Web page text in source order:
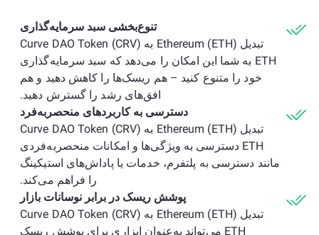
تنوع‌بخشی سبد سرمایه‌گذاری
تبدیل Ethereum (ETH) به Curve DAO Token (CRV)
ETH به شما این امکان را می‌دهد که سبد سرمایه‌گذاری
خود را متنوع کنید – هم ریسک‌ها را کاهش دهید و هم
افق‌های رشد را گسترش دهید.
دسترسی به کاربردهای منحصربه‌فرد
تبدیل Ethereum (ETH) به Curve DAO Token (CRV)
ETH دسترسی به ویژگی‌ها و امکانات منحصربه‌فردی
مانند دسترسی به پلتفرم، خدمات یا پاداش‌های استیکینگ
را فراهم می‌کند.
پوشش ریسک در برابر نوسانات بازار
تبدیل Ethereum (ETH) به Curve DAO Token (CRV)
ETH می‌تواند به‌عنوان ابزاری برای پوشش ریسک